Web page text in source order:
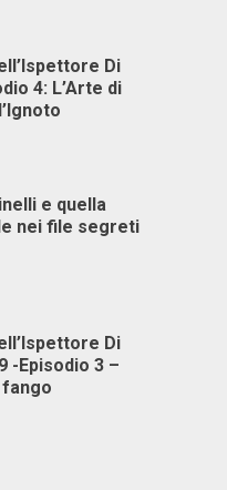
Di
4: L’Arte di
e quella
nei file segreti
Di
-Episodio 3 –